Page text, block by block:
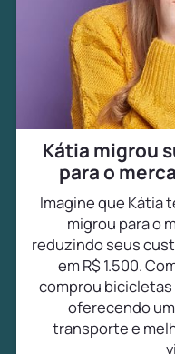
Kátia migrou
para o
Imagine que Kátia
migrou para o
reduzindo seus
em R$ 1.500.
comprou
oferecendo
transporte e